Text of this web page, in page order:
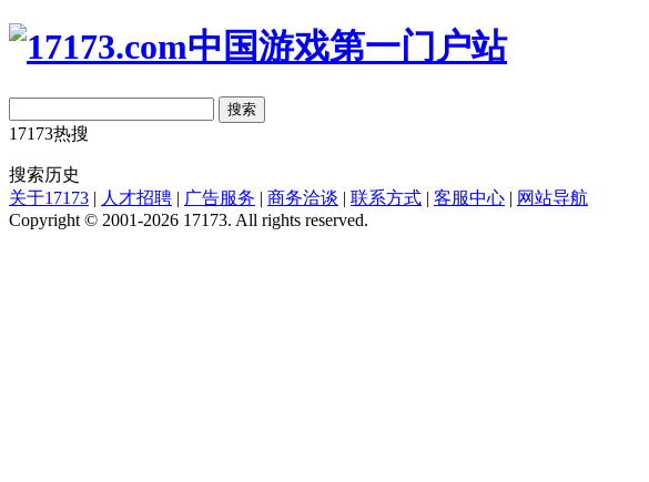
搜索
17173热搜
搜索历史
关于17173 | 人才招聘 | 广告服务 | 商务洽谈 | 联系方式 | 客服中心 | 网站导航
Copyright © 2001-2026 17173. All rights reserved.